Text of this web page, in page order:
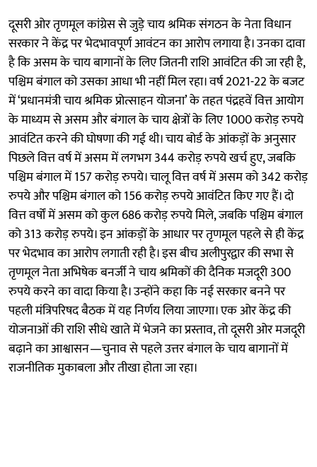
दूसरी ओर तृणमूल कांग्रेस से जुड़े चाय श्रमिक संगठन के नेता विधान
सरकार ने केंद्र पर भेदभावपूर्ण आवंटन का आरोप लगाया है। उनका दावा
है कि असम के चाय बागानों के लिए जितनी राशि आवंटित की जा रही है,
पश्चिम बंगाल को उसका आधा भी नहीं मिल रहा। वर्ष 2021-22 के बजट
में ‘प्रधानमंत्री चाय श्रमिक प्रोत्साहन योजना’ के तहत पंद्रहवें वित्त आयोग
के माध्यम से असम और बंगाल के चाय क्षेत्रों के लिए 1000 करोड़ रुपये
आवंटित करने की घोषणा की गई थी। चाय बोर्ड के आंकड़ों के अनुसार
पिछले वित्त वर्ष में असम में लगभग 344 करोड़ रुपये खर्च हुए, जबकि
पश्चिम बंगाल में 157 करोड़ रुपये। चालू वित्त वर्ष में असम को 342 करोड़
रुपये और पश्चिम बंगाल को 156 करोड़ रुपये आवंटित किए गए हैं। दो
वित्त वर्षों में असम को कुल 686 करोड़ रुपये मिले, जबकि पश्चिम बंगाल
को 313 करोड़ रुपये। इन आंकड़ों के आधार पर तृणमूल पहले से ही केंद्र
पर भेदभाव का आरोप लगाती रही है। इस बीच अलीपुरद्वार की सभा से
तृणमूल नेता अभिषेक बनर्जी ने चाय श्रमिकों की दैनिक मजदूरी 300
रुपये करने का वादा किया है। उन्होंने कहा कि नई सरकार बनने पर
पहली मंत्रिपरिषद बैठक में यह निर्णय लिया जाएगा। एक ओर केंद्र की
योजनाओं की राशि सीधे खाते में भेजने का प्रस्ताव, तो दूसरी ओर मजदूरी
बढ़ाने का आश्वासन—चुनाव से पहले उत्तर बंगाल के चाय बागानों में
राजनीतिक मुकाबला और तीखा होता जा रहा।